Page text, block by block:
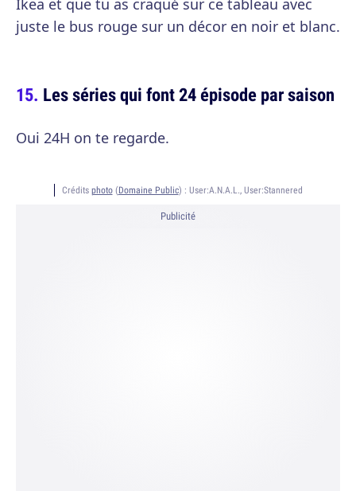
Ikea et que tu as craqué sur ce tableau avec
juste le bus rouge sur un décor en noir et blanc.
Les séries qui font 24 épisode par saison
Oui 24H on te regarde.
Crédits photo(Domaine Public) : User:A.N.A.L., User:Stannered
Publicité